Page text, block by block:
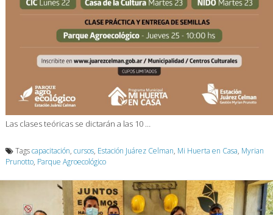
Las clases teóricas se dictarán a las 10 …
Tagscapacitación, cursos, Estación Juárez Celman, Mi Huerta en Casa, Myrian
Prunotto, Parque Agroecológico